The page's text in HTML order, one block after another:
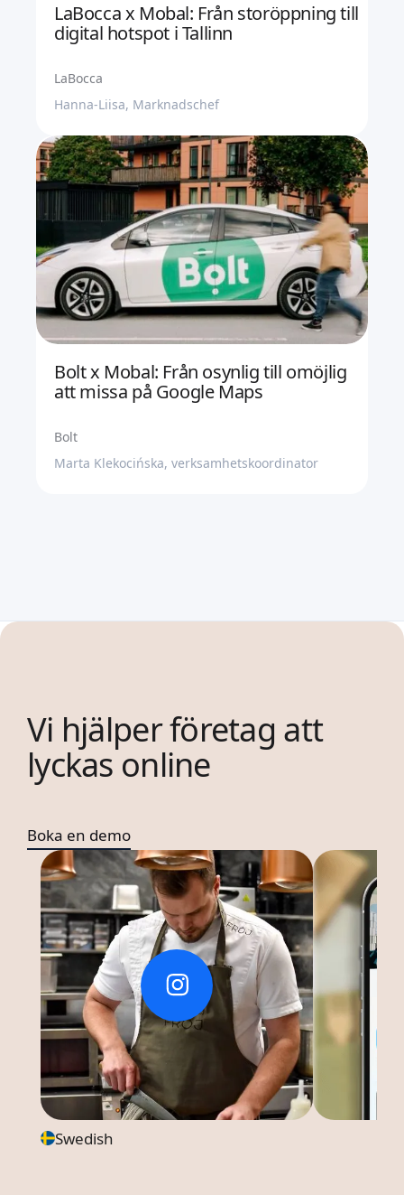
LaBocca x Mobal: Från storöppning till
digital hotspot i Tallinn
LaBocca
Hanna-Liisa, Marknadschef
Bolt x Mobal: Från osynlig till omöjlig
att missa på Google Maps
Bolt
Marta Klekocińska, verksamhetskoordinator
Vi hjälper företag att
lyckas online
Boka en demo
Swedish